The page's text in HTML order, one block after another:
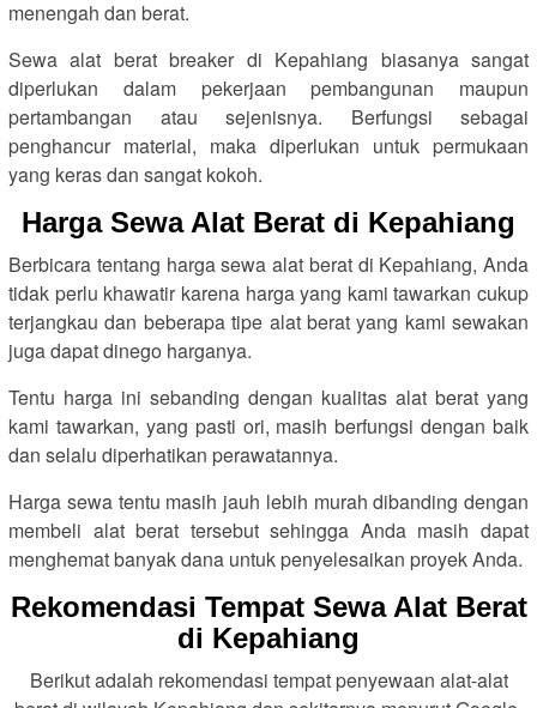
menengah dan berat.
Sewa alat berat breaker di Kepahiang biasanya sangat
diperlukan dalam pekerjaan pembangunan maupun
pertambangan atau sejenisnya. Berfungsi sebagai
penghancur material, maka diperlukan untuk permukaan
yang keras dan sangat kokoh.
Harga Sewa Alat Berat di Kepahiang
Berbicara tentang harga sewa alat berat di Kepahiang, Anda
tidak perlu khawatir karena harga yang kami tawarkan cukup
terjangkau dan beberapa tipe alat berat yang kami sewakan
juga dapat dinego harganya.
Tentu harga ini sebanding dengan kualitas alat berat yang
kami tawarkan, yang pasti ori, masih berfungsi dengan baik
dan selalu diperhatikan perawatannya.
Harga sewa tentu masih jauh lebih murah dibanding dengan
membeli alat berat tersebut sehingga Anda masih dapat
menghemat banyak dana untuk penyelesaikan proyek Anda.
Rekomendasi Tempat Sewa Alat Berat
di Kepahiang
Berikut adalah rekomendasi tempat penyewaan alat-alat